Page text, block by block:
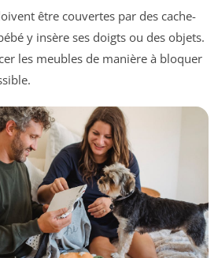
être couvertes par des cache-
y insère ses doigts ou des objets.
les meubles de manière à bloquer